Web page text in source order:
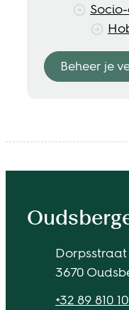
Beheer je
Contact &
Adres
,3670
+32 89 810